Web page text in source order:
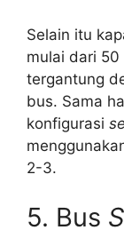
Selain itu
mulai dari
tergantung
bus. Sama
konfigurasi
2-3.
5. Bus